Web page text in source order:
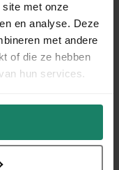
met onze
en analyse. Deze
met andere
of die ze hebben
hun services.